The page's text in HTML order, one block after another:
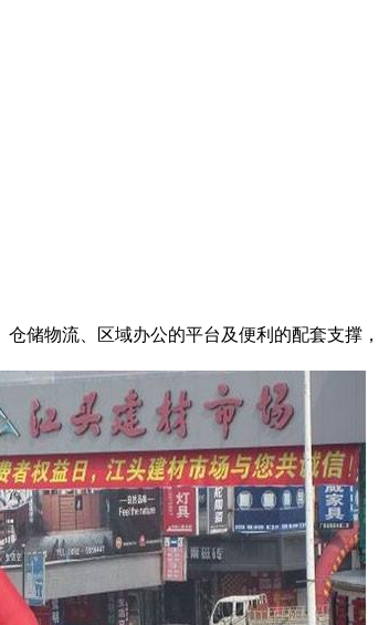
储物流、区域办公的平台及便利的配套支撑，